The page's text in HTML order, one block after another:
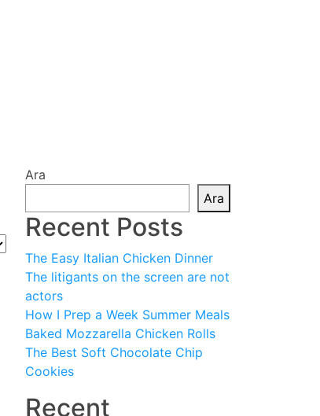
Ara
Ara
Recent Posts
The Easy Italian Chicken Dinner
The litigants on the screen are not
actors
How I Prep a Week Summer Meals
Baked Mozzarella Chicken Rolls
The Best Soft Chocolate Chip
Cookies
Recent